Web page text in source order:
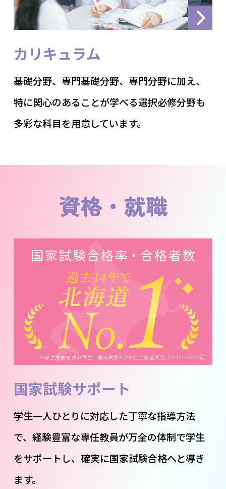
カリキュラム
基礎分野、専門基礎分野、専門分野に加え、
特に関心のあることが学べる選択必修分野も
多彩な科目を用意しています。
資格・就職
国家試験サポート
学生一人ひとりに対応した丁寧な指導方法
で、経験豊富な専任教員が万全の体制で学生
をサポートし、確実に国家試験合格へと導き
ます。